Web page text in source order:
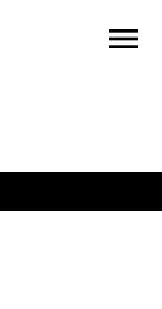
menu